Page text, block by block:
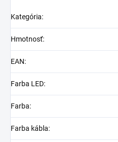
Kategória:
Hmotnosť:
EAN:
Farba LED:
Farba:
Farba kábla: